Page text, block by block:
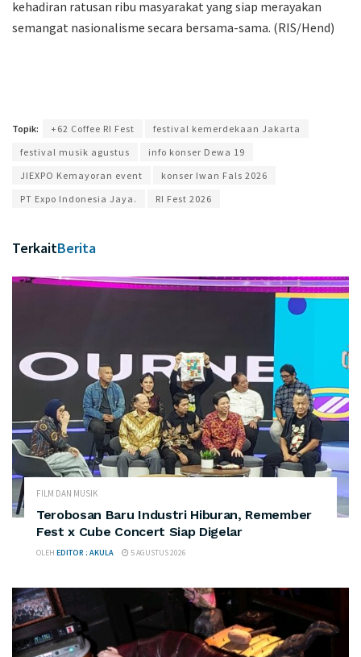
kehadiran ratusan ribu masyarakat yang siap merayakan
semangat nasionalisme secara bersama-sama. (RIS/Hend)
Topik: +62 Coffee RI Fest
festival kemerdekaan Jakarta
festival musik agustus
info konser Dewa 19
JIEXPO Kemayoran event
konser Iwan Fals 2026
PT Expo Indonesia Jaya.
RI Fest 2026
TerkaitBerita
FILM DAN MUSIK
Terobosan Baru Industri Hiburan, Remember
Fest x Cube Concert Siap Digelar
OLEH EDITOR : AKULA 5 AGUSTUS 2026